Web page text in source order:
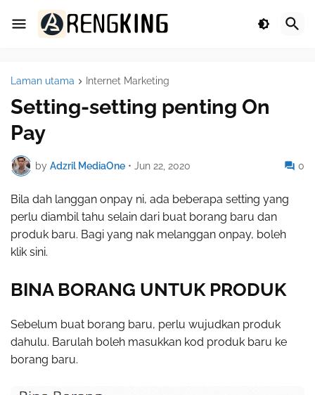
Laman utama Internet Marketing
Setting-setting penting On
Pay
by Adzril MediaOne • Jun 22, 2020 0
Bila dah langgan onpay ni, ada beberapa setting yang
perlu diambil tahu selain dari buat borang baru dan
produk baru. Bagi yang nak melanggan onpay, boleh
klik sini.
BINA BORANG UNTUK PRODUK
Sebelum buat borang baru, perlu wujudkan produk
dahulu. Barulah boleh masukkan kod produk baru ke
borang baru.